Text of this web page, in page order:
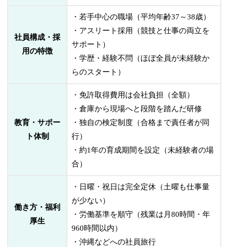
社員構成・採
用の特徴
・若手中心の職場（平均年齢37～38歳）
・アスリート採用（競技と仕事の両立を
サポート）
・学歴・経験不問（ほぼ全員が未経験か
らのスタート）
教育・サポー
ト体制
・免許取得費用は会社負担（全額）
・倉庫から現場へと段階を踏んだ研修
・独自の検定制度（合格まで責任者が同
行）
・約1年の育成期間を設定（未経験者の場
合）
働き方・福利
厚生
・日曜・祝日は完全定休（土曜も仕事量
が少ない）
・労働基準を順守（残業は月80時間・年
960時間以内）
・沖縄などへの社員旅行